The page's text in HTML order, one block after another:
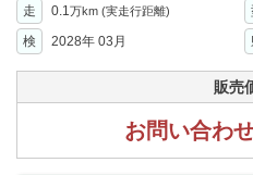
走 0.1万km (実走行距離)
検
2028年 03月
販売
お問い合わ